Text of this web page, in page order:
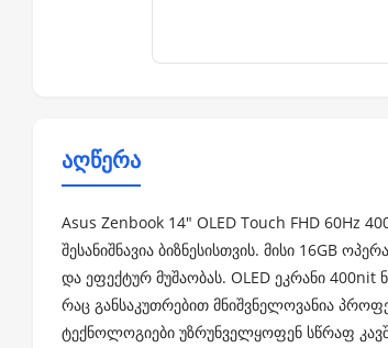
აღწერა
Asus Zenbook 14" OLED Touch FHD 60Hz
შესანიშნავია ბიზნესისთვის. მისი 16GB
და ეფექტურ მუშაობას. OLED ეკრანი
რაც განსაკუთრებით მნიშვნელოვანია
ტექნოლოგიები უზრუნველყოფენ სწრაფ